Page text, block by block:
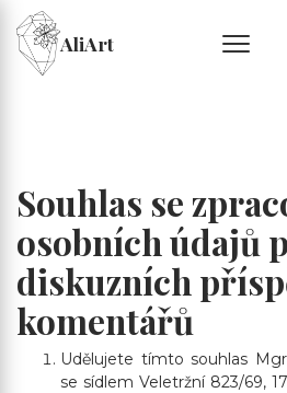
AliArt
Souhlas se
osobních údajů
diskuzních
komentářů
Udělujete tímto souhlas
se sídlem Veletržní 823/69,